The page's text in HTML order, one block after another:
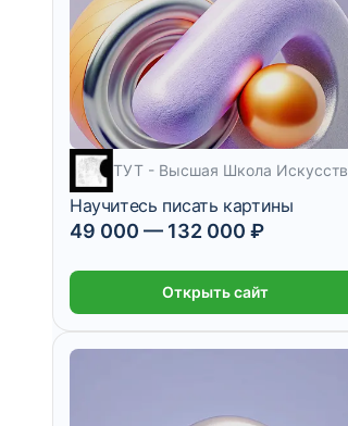
ТУТ - Высшая Школа Искусств
Научитесь писать картины
49 000 — 132 000 ₽
Открыть сайт